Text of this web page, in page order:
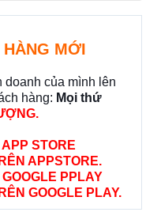
HÀNG MỚI
của mình lên
hàng: Mọi thứ
STORE
APPSTORE.
PPLAY
GOOGLE PLAY.